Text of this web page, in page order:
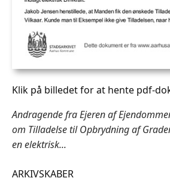
Klik på billedet for at hente pdf-
Andragende fra Ejeren af
om Tilladelse til Opbrydning af
en elektrisk...
ARKIVSKABER